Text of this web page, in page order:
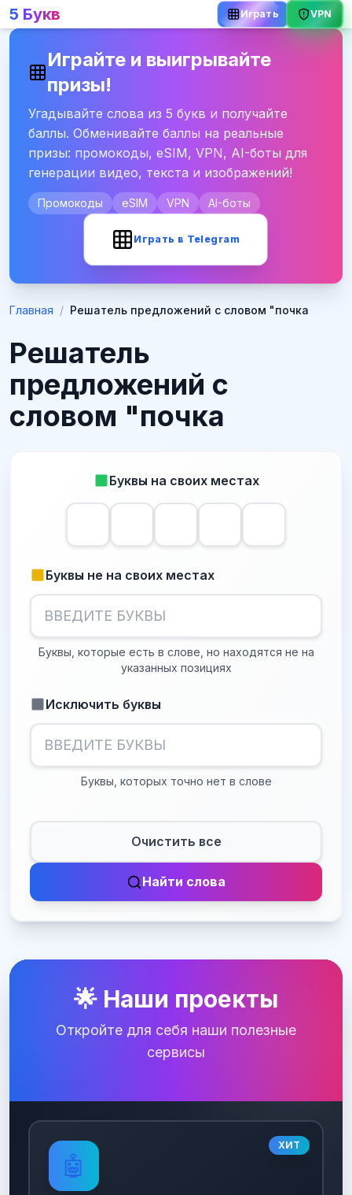
5 Букв Играть VPN
Играйте и выигрывайте
призы!
Угадывайте слова из 5 букв и получайте
баллы. Обменивайте баллы на реальные
призы: промокоды, eSIM, VPN, AI-боты для
генерации видео, текста и изображений!
Промокоды eSIM VPN AI-боты
Играть в Telegram
Главная / Решатель предложений с словом "почка
Решатель
предложений с
словом "почка
Буквы на своих местах
Буквы не на своих местах
Буквы, которые есть в слове, но находятся не на
указанных позициях
Исключить буквы
Буквы, которых точно нет в слове
Очистить все
Найти слова
🌟 Наши проекты
Откройте для себя наши полезные
сервисы
ХИТ
🤖